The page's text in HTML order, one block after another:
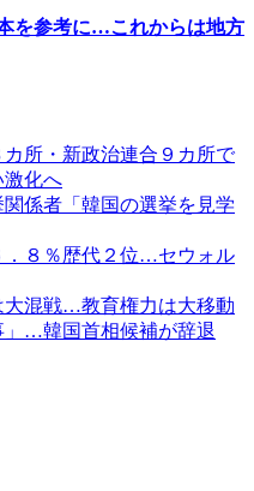
を参考に…これからは地方
所・新政治連合９カ所で
化へ
係者「韓国の選挙を見学
．８％歴代２位…セウォル
大混戦…教育権力は大移動
」…韓国首相候補が辞退